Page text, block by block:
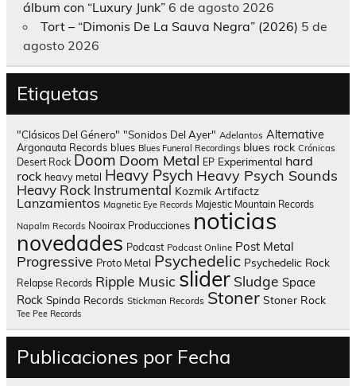
álbum con “Luxury Junk” 6 de agosto 2026
Tort – “Dimonis De La Sauva Negra” (2026) 5 de
agosto 2026
Etiquetas
"Clásicos Del Género" "Sonidos Del Ayer" Adelantos Alternative
Argonauta Records blues Blues Funeral Recordings blues rock Crónicas
Desert Rock Doom Doom Metal EP Experimental hard
rock heavy metal Heavy Psych Heavy Psych Sounds
Heavy Rock Instrumental Kozmik Artifactz
Lanzamientos Magnetic Eye Records Majestic Mountain Records
Napalm Records Nooirax Producciones noticias
novedades Podcast Podcast Online Post Metal
Progressive Proto Metal Psychedelic Psychedelic Rock
Relapse Records Ripple Music slider Sludge Space
Rock Spinda Records Stickman Records Stoner Stoner Rock
Tee Pee Records
Publicaciones por Fecha